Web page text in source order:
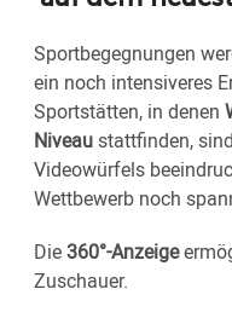
Sportbegegnungen
ein noch intensiveres
Sportstätten, in denen
Niveaustattfinden,
Videowürfels
Wettbewerb noch
Die360°-Anzeige
Zuschauer.